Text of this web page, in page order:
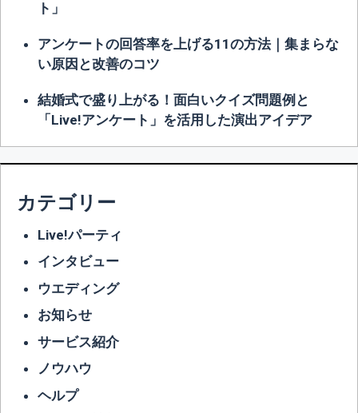
ト」
アンケートの回答率を上げる11の方法｜集まらな
い原因と改善のコツ
結婚式で盛り上がる！面白いクイズ問題例と
「Live!アンケート」を活用した演出アイデア
カテゴリー
Live!パーティ
インタビュー
ウエディング
お知らせ
サービス紹介
ノウハウ
ヘルプ